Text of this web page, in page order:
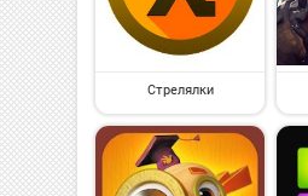
Стрелялки